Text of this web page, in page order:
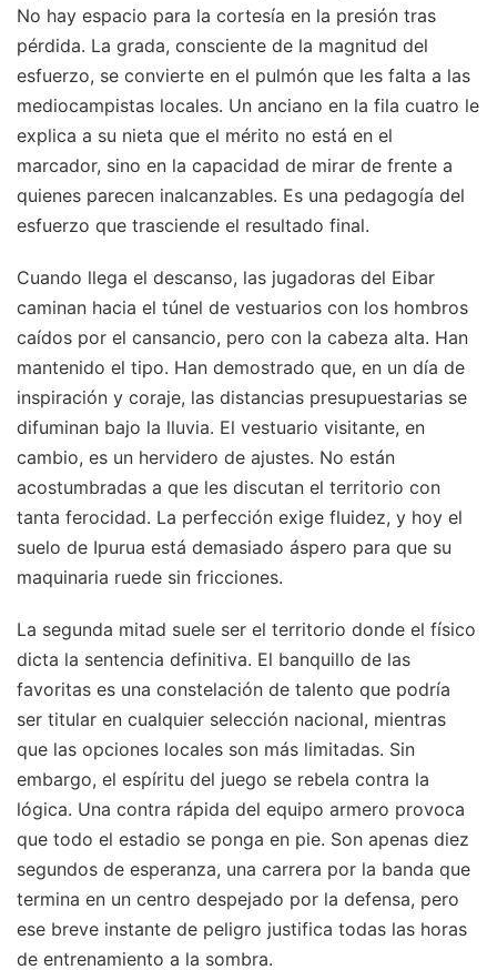
No hay espacio para la cortesía en la presión tras
pérdida. La grada, consciente de la magnitud del
esfuerzo, se convierte en el pulmón que les falta a las
mediocampistas locales. Un anciano en la fila cuatro le
explica a su nieta que el mérito no está en el
marcador, sino en la capacidad de mirar de frente a
quienes parecen inalcanzables. Es una pedagogía del
esfuerzo que trasciende el resultado final.
Cuando llega el descanso, las jugadoras del Eibar
caminan hacia el túnel de vestuarios con los hombros
caídos por el cansancio, pero con la cabeza alta. Han
mantenido el tipo. Han demostrado que, en un día de
inspiración y coraje, las distancias presupuestarias se
difuminan bajo la lluvia. El vestuario visitante, en
cambio, es un hervidero de ajustes. No están
acostumbradas a que les discutan el territorio con
tanta ferocidad. La perfección exige fluidez, y hoy el
suelo de Ipurua está demasiado áspero para que su
maquinaria ruede sin fricciones.
La segunda mitad suele ser el territorio donde el físico
dicta la sentencia definitiva. El banquillo de las
favoritas es una constelación de talento que podría
ser titular en cualquier selección nacional, mientras
que las opciones locales son más limitadas. Sin
embargo, el espíritu del juego se rebela contra la
lógica. Una contra rápida del equipo armero provoca
que todo el estadio se ponga en pie. Son apenas diez
segundos de esperanza, una carrera por la banda que
termina en un centro despejado por la defensa, pero
ese breve instante de peligro justifica todas las horas
de entrenamiento a la sombra.